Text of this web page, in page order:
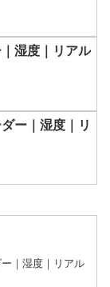
湿度｜リアル
ー｜湿度｜リ
｜湿度｜リアル